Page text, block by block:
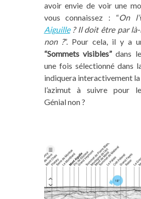
avoir envie de voir une
vous connaissez : “On
Aiguille? Il doit être par là-
non ?”. Pour cela, il y a
“Sommets visibles”dans
une fois sélectionné dans
indiquera interactivement
l’azimut à suivre pour
Génial non ?